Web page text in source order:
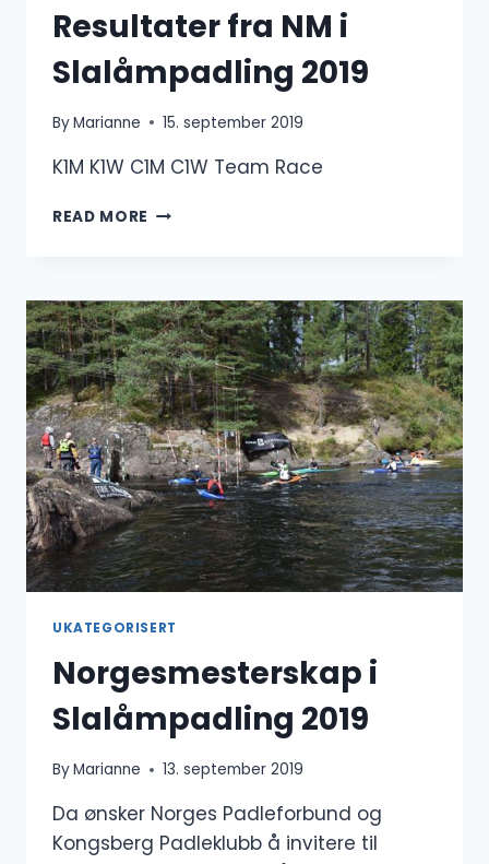
Resultater fra NM i
Slalåmpadling 2019
ByMarianne 15. september 2019
K1M K1W C1M C1W Team Race
READ MORE RESULTATER
SLALÅMPADLING
2019
UKATEGORISERT
Norgesmesterskap i
Slalåmpadling 2019
ByMarianne 13. september 2019
Da ønsker Norges Padleforbund og
Kongsberg Padleklubb å invitere til